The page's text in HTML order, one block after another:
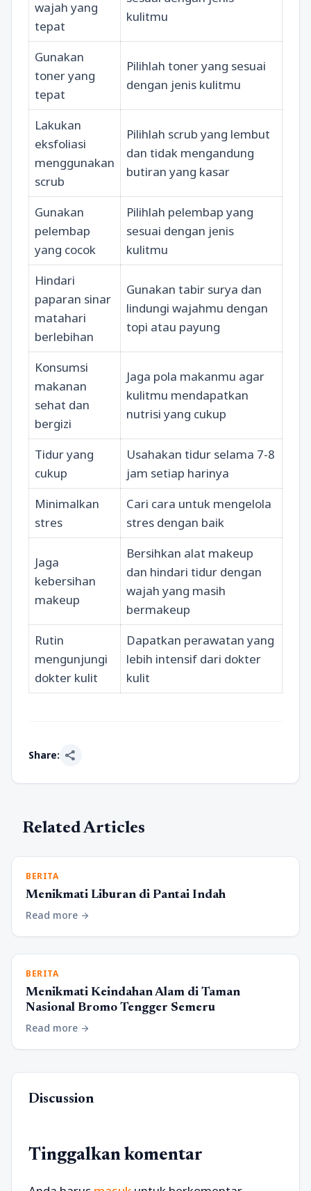
wajah yang
tepat
kulitmu
Gunakan
toner yang
tepat
Pilihlah toner yang sesuai
dengan jenis kulitmu
Lakukan
eksfoliasi
menggunakan
scrub
Pilihlah scrub yang lembut
dan tidak mengandung
butiran yang kasar
Gunakan
pelembap
yang cocok
Pilihlah pelembap yang
sesuai dengan jenis
kulitmu
Hindari
paparan sinar
matahari
berlebihan
Gunakan tabir surya dan
lindungi wajahmu dengan
topi atau payung
Konsumsi
makanan
sehat dan
bergizi
Jaga pola makanmu agar
kulitmu mendapatkan
nutrisi yang cukup
Tidur yang
cukup
Usahakan tidur selama 7-8
jam setiap harinya
Minimalkan
stres
Cari cara untuk mengelola
stres dengan baik
Jaga
kebersihan
makeup
Bersihkan alat makeup
dan hindari tidur dengan
wajah yang masih
bermakeup
Rutin
mengunjungi
dokter kulit
Dapatkan perawatan yang
lebih intensif dari dokter
kulit
Share: share
Related Articles
BERITA
Menikmati Liburan di Pantai Indah
Read more arrow_forward
BERITA
Menikmati Keindahan Alam di Taman
Nasional Bromo Tengger Semeru
Read more arrow_forward
Discussion
Tinggalkan komentar